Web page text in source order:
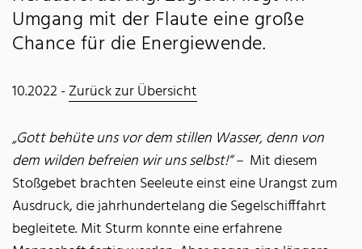
Umgang mit der Flaute eine große
Chance für die Energiewende.
10.2022 -Zurück zur Übersicht
„Gott behüte uns vor dem stillen Wasser, denn von
dem wilden befreien wir uns selbst!“ – Mit diesem
Stoßgebet brachten Seeleute einst eine Urangst zum
Ausdruck, die jahrhundertelang die Segelschifffahrt
begleitete. Mit Sturm konnte eine erfahrene